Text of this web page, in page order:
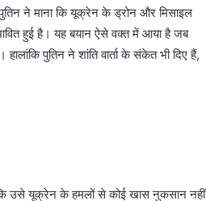
ने माना कि यूक्रेन के ड्रोन और मिसाइल
हुई है। यह बयान ऐसे वक्त में आया है जब
पुतिन ने शांति वार्ता के संकेत भी दिए हैं,
उसे यूक्रेन के हमलों से कोई खास नुकसान नहीं